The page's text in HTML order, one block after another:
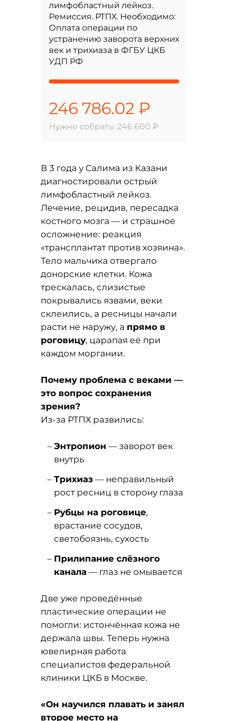
лимфобластный лейкоз.
Ремиссия. РТПХ. Необходимо:
Оплата операции по
устранению заворота верхних
век и трихиаза в ФГБУ ЦКБ
УДП РФ
246 786.02 ₽
Нужно собрать: 246 600 ₽
В 3 года у Салима из Казани
диагностировали острый
лимфобластный лейкоз.
Лечение, рецидив, пересадка
костного мозга — и страшное
осложнение: реакция
«трансплантат против хозяина».
Тело мальчика отвергало
донорские клетки. Кожа
трескалась, слизистые
покрывались язвами, веки
склеились, а ресницы начали
расти не наружу, а прямо в
роговицу, царапая её при
каждом моргании.
Почему проблема с веками —
это вопрос сохранения
зрения?
Из-за РТПХ развились:
Энтропион — заворот век
внутрь
Трихиаз — неправильный
рост ресниц в сторону глаза
Рубцы на роговице,
врастание сосудов,
светобоязнь, сухость
Прилипание слёзного
канала— глаз не омывается
Две уже проведённые
пластические операции не
помогли: истончённая кожа не
держала швы. Теперь нужна
ювелирная работа
специалистов федеральной
клиники ЦКБ в Москве.
«Он научился плавать и занял
второе место на